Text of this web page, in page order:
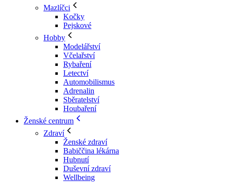
Mazlíčci
Kočky
Pejskové
Hobby
Modelářství
Včelařství
Rybaření
Letectví
Automobilismus
Adrenalin
Sběratelství
Houbaření
Ženské centrum
Zdraví
Ženské zdraví
Babiččina lékárna
Hubnutí
Duševní zdraví
Wellbeing